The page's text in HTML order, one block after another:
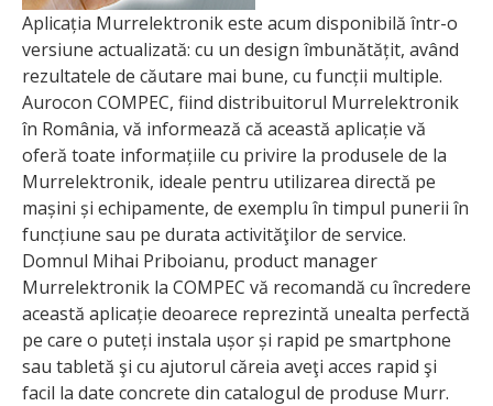
Aplicația Murrelektronik este acum disponibilă într-o
versiune actualizată: cu un design îmbunătățit, având
rezultatele de căutare mai bune, cu funcții multiple.
Aurocon COMPEC, fiind distribuitorul Murrelektronik
în România, vă infor­mează că această aplicație vă
oferă toate informațiile cu privire la produsele de la
Murrelektronik, ideale pentru utilizarea directă pe
mașini și echipamente, de exemplu în timpul punerii în
funcțiune sau pe durata activităţilor de service.
Domnul Mihai Priboianu, product manager
Murrelektronik la COMPEC vă recomandă cu încredere
această aplicație deoarece reprezintă unealta perfectă
pe care o puteți instala ușor și rapid pe smartphone
sau tabletă şi cu ajutorul căreia aveţi acces rapid şi
facil la date concrete din catalogul de produse Murr.